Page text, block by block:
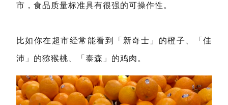
市，食品质量标准具有很强的可操作性。
比如你在超市经常能看到「新奇士」的橙子、「佳
沛」的猕猴桃、「泰森」的鸡肉。